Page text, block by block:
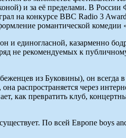
и за её пределами. В
на конкурсе BBC Radio 3
романтической
и единогласной, казарменно
не рекомендуемых к
из Буковины), он
распространяется через
как превратить клуб,
По всей Европе boys